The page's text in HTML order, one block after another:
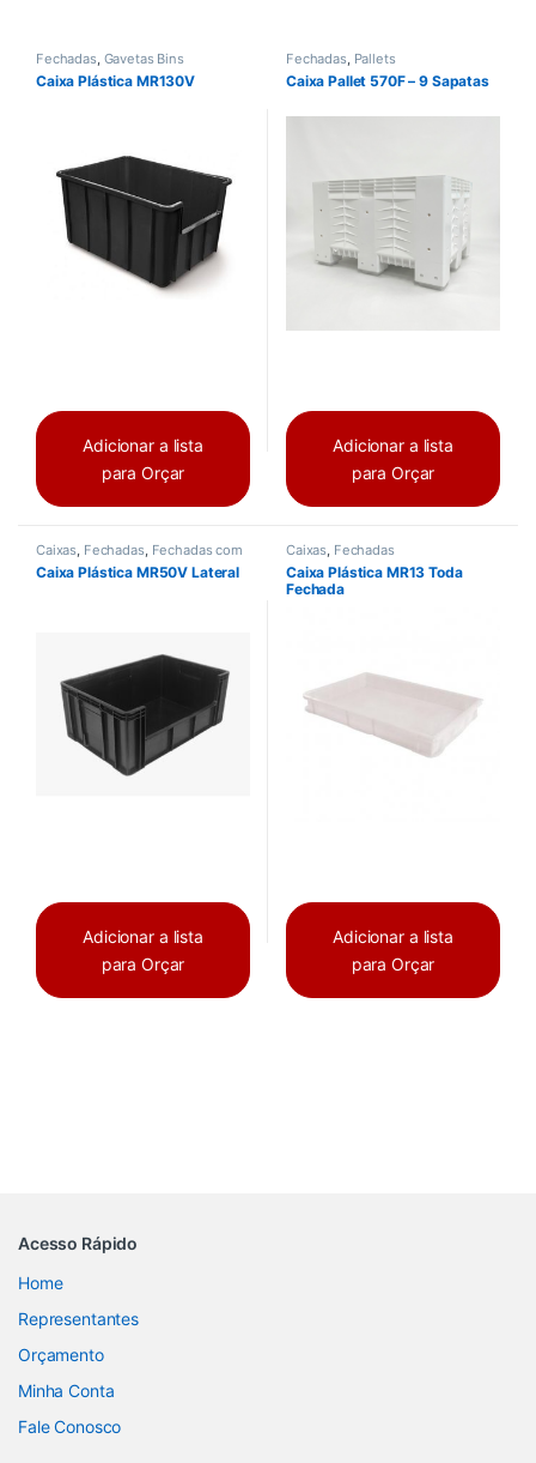
Fechadas, Gavetas Bins
Caixa Plástica MR130V
Adicionar a lista
para Orçar
Fechadas, Pallets
Caixa Pallet 570F – 9 Sapatas
Adicionar a lista
para Orçar
Caixas, Fechadas, Fechadas com
tampa
Caixa Plástica MR50V Lateral
Adicionar a lista
para Orçar
Caixas, Fechadas
Caixa Plástica MR13 Toda
Fechada
Adicionar a lista
para Orçar
Acesso Rápido
Home
Representantes
Orçamento
Minha Conta
Fale Conosco